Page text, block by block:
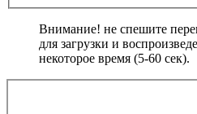
Внимание! не спешите
для загрузки и
некоторое время (5-60 сек).